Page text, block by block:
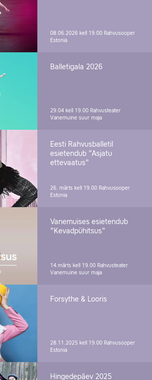
08.06.2026 kell 19.00 Rahvusooper
Estonia
Balletigala 2026
29.04 kell 19.00 Rahvusteater
Vanemuine suur maja
Eesti Rahvusballetil
esietendub "Asjatu
ettevaatus"
26. märts kell 19.00 Rahvusooper
Estonia
Vanemuises esietendub
"Kevadpühitsus"
14.märts kell 19.00 Rahvusteater
Vanemuine suur maja
Forsythe & Looris
28.11.2025 kell 19.00 Rahvusooper
Estonia
Hingedepäev 2025